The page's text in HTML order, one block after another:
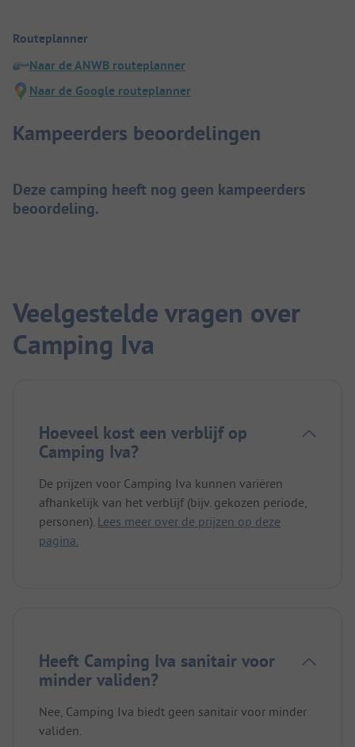
Routeplanner
Naar de ANWB routeplanner
Naar de Google routeplanner
Kampeerders beoordelingen
Deze camping heeft nog geen kampeerders
beoordeling.
Veelgestelde vragen over
Camping Iva
Hoeveel kost een verblijf op
Camping Iva?
De prijzen voor Camping Iva kunnen variëren
afhankelijk van het verblijf (bijv. gekozen periode,
personen). Lees meer over de prijzen op deze
pagina.
Heeft Camping Iva sanitair voor
minder validen?
Nee, Camping Iva biedt geen sanitair voor minder
validen.